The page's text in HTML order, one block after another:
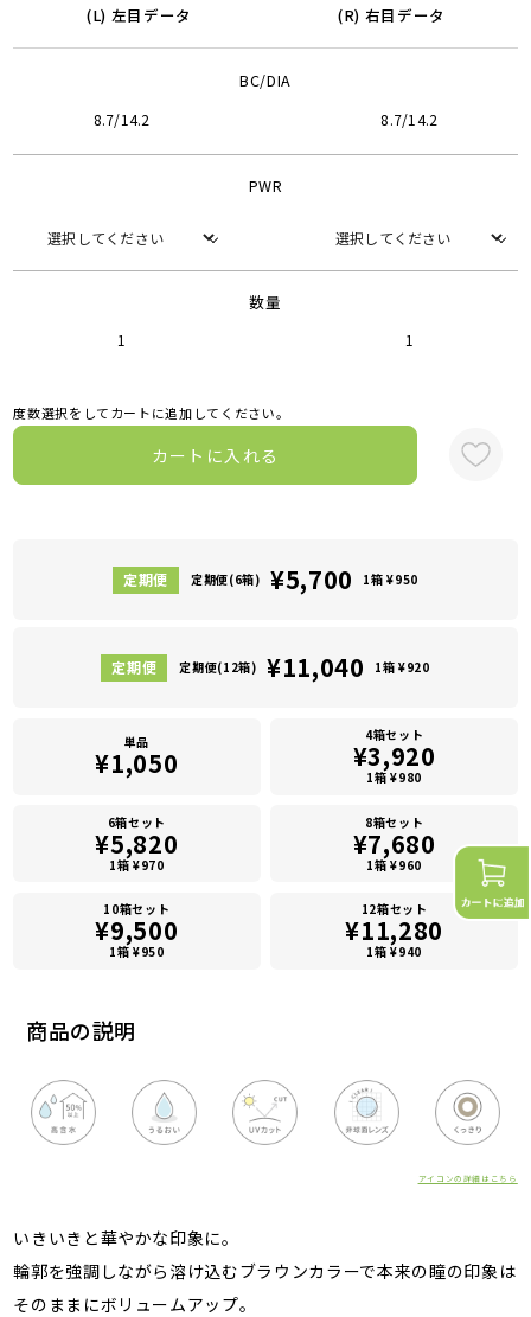
商品の説明
アイコンの詳細はこちら
いきいきと華やかな印象に。
輪郭を強調しながら溶け込むブラウンカラーで本来の瞳の印象は
そのままにボリュームアップ。
(L) 左目データ (R) 右目データ
BC/DIA
8.7/14.2 8.7/14.2
PWR
数量
1 1
度数選択をしてカートに追加してください。
カートに入れる
定期便(6箱) ¥5,700 1箱 ¥950
定期便(12箱) ¥11,040 1箱 ¥920
単品
¥1,050
4箱セット
¥3,920
1箱 ¥980
6箱セット
¥5,820
1箱 ¥970
8箱セット
¥7,680
1箱 ¥960
10箱セット
¥9,500
1箱 ¥950
12箱セット
¥11,280
1箱 ¥940